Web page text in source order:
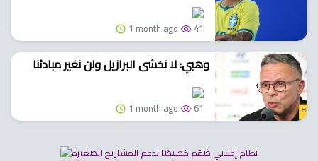
1 month ago 41
وهبي: لا نخشى البرازيل ولن نغير مبادئنا
1 month ago 61